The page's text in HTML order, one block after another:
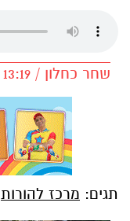
שחר כחלון / 13:19 07.08.17
תגים: מרכז להורות